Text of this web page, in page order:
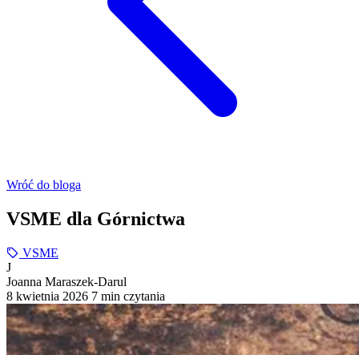
Wróć do bloga
VSME dla Górnictwa
VSME
J
Joanna Maraszek-Darul
8 kwietnia 2026 7 min czytania